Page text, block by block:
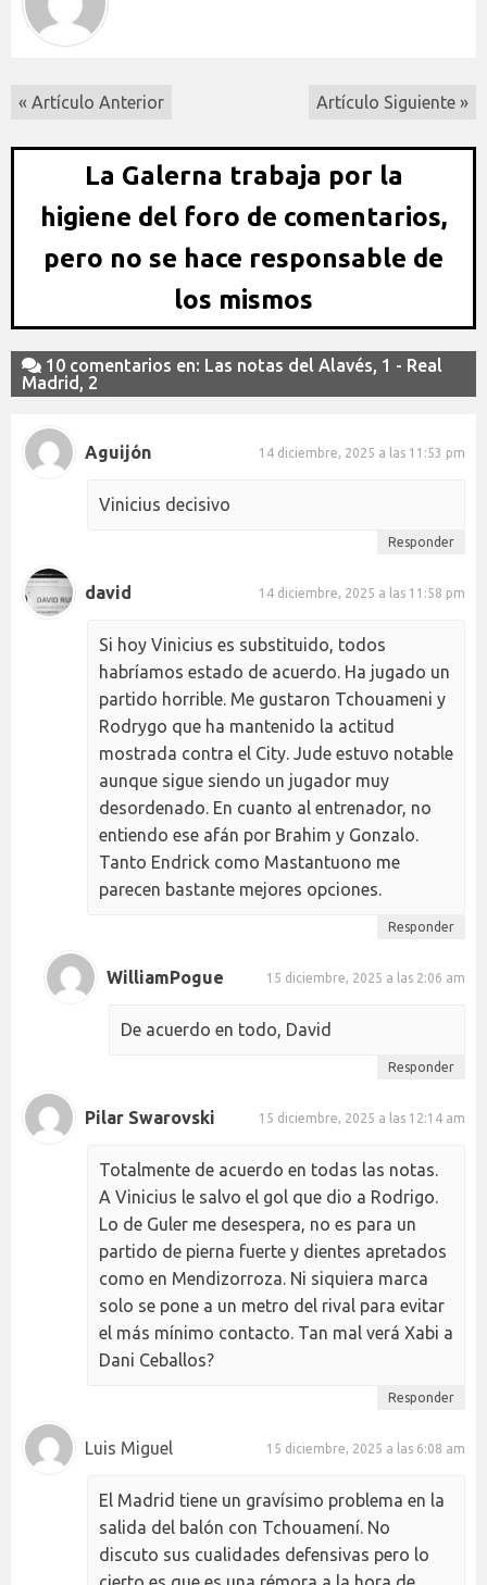
« Artículo Anterior Artículo Siguiente »
La Galerna trabaja por la
higiene del foro de comentarios,
pero no se hace responsable de
los mismos
10 comentarios en: Las notas del Alavés, 1 - Real
Madrid, 2
Aguijón 14 diciembre, 2025 a las 11:53 pm
Vinicius decisivo
Responder
david 14 diciembre, 2025 a las 11:58 pm
Si hoy Vinicius es substituido, todos
habríamos estado de acuerdo. Ha jugado un
partido horrible. Me gustaron Tchouameni y
Rodrygo que ha mantenido la actitud
mostrada contra el City. Jude estuvo notable
aunque sigue siendo un jugador muy
desordenado. En cuanto al entrenador, no
entiendo ese afán por Brahim y Gonzalo.
Tanto Endrick como Mastantuono me
parecen bastante mejores opciones.
Responder
WilliamPogue 15 diciembre, 2025 a las 2:06 am
De acuerdo en todo, David
Responder
Pilar Swarovski 15 diciembre, 2025 a las 12:14 am
Totalmente de acuerdo en todas las notas.
A Vinicius le salvo el gol que dio a Rodrigo.
Lo de Guler me desespera, no es para un
partido de pierna fuerte y dientes apretados
como en Mendizorroza. Ni siquiera marca
solo se pone a un metro del rival para evitar
el más mínimo contacto. Tan mal verá Xabi a
Dani Ceballos?
Responder
Luis Miguel 15 diciembre, 2025 a las 6:08 am
El Madrid tiene un gravísimo problema en la
salida del balón con Tchouamení. No
discuto sus cualidades defensivas pero lo